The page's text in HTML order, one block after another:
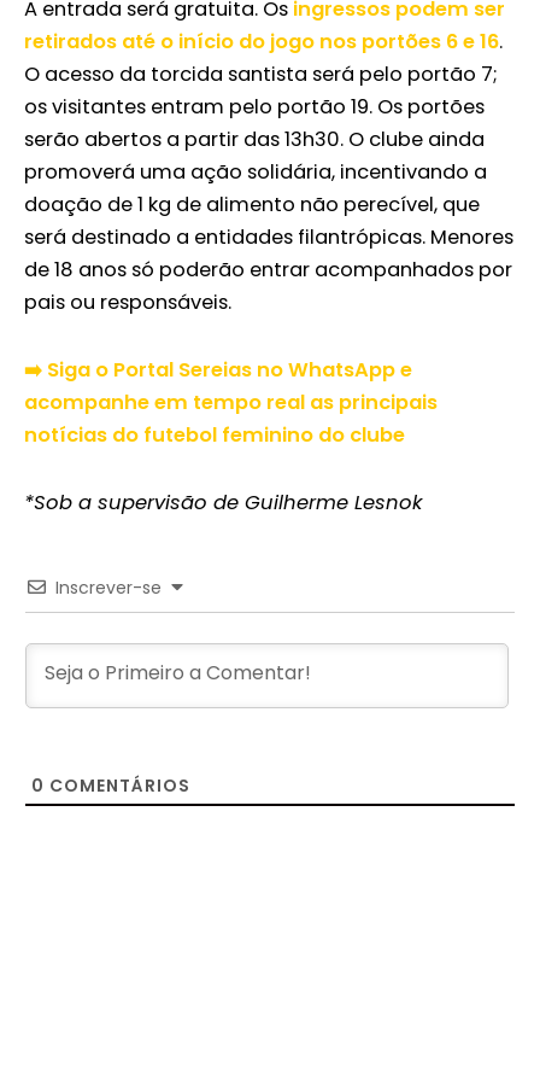
A entrada será gratuita. Os ingressos podem ser
retirados até o início do jogo nos portões 6 e 16.
O acesso da torcida santista será pelo portão 7;
os visitantes entram pelo portão 19. Os portões
serão abertos a partir das 13h30. O clube ainda
promoverá uma ação solidária, incentivando a
doação de 1 kg de alimento não perecível, que
será destinado a entidades filantrópicas. Menores
de 18 anos só poderão entrar acompanhados por
pais ou responsáveis.
➡️ Siga o Portal Sereias no WhatsApp e
acompanhe em tempo real as principais
notícias do futebol feminino do clube
*Sob a supervisão de Guilherme Lesnok
Inscrever-se
0 COMENTÁRIOS